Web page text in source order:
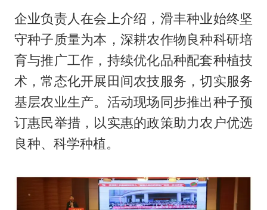
企业负责人在会上介绍，滑丰种业始终坚
守种子质量为本，深耕农作物良种科研培
育与推广工作，持续优化品种配套种植技
术，常态化开展田间农技服务，切实服务
基层农业生产。活动现场同步推出种子预
订惠民举措，以实惠的政策助力农户优选
良种、科学种植。